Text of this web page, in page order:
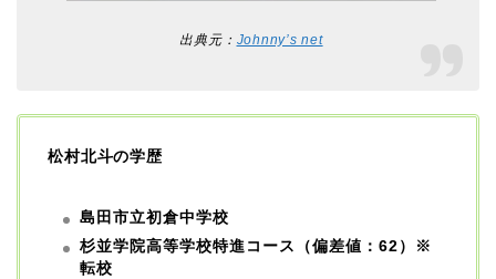
出典元： Johnny’s net
松村北斗の学歴
島田市立初倉中学校
杉並学院高等学校特進コース（偏差値：62）※
転校